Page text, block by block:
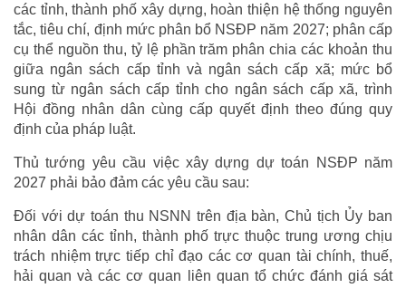
các tỉnh, thành phố xây dựng, hoàn thiện hệ thống nguyên
tắc, tiêu chí, định mức phân bổ NSĐP năm 2027; phân cấp
cụ thể nguồn thu, tỷ lệ phần trăm phân chia các khoản thu
giữa ngân sách cấp tỉnh và ngân sách cấp xã; mức bổ
sung từ ngân sách cấp tỉnh cho ngân sách cấp xã, trình
Hội đồng nhân dân cùng cấp quyết định theo đúng quy
định của pháp luật.
Thủ tướng yêu cầu việc xây dựng dự toán NSĐP năm
2027 phải bảo đảm các yêu cầu sau:
Đối với dự toán thu NSNN trên địa bàn, Chủ tịch Ủy ban
nhân dân các tỉnh, thành phố trực thuộc trung ương chịu
trách nhiệm trực tiếp chỉ đạo các cơ quan tài chính, thuế,
hải quan và các cơ quan liên quan tổ chức đánh giá sát